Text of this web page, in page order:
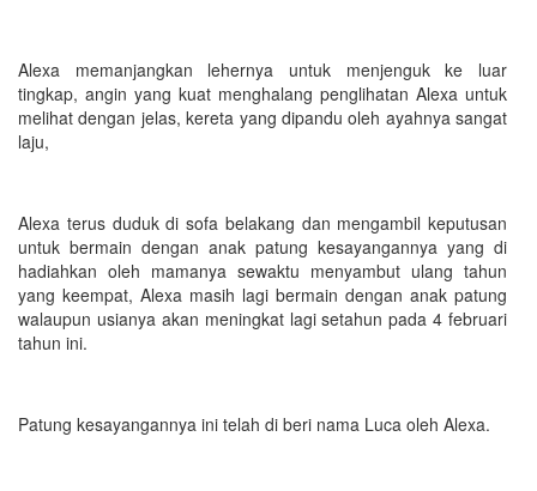
Alexa memanjangkan lehernya untuk menjenguk ke luar
tingkap, angin yang kuat menghalang penglihatan Alexa untuk
melihat dengan jelas, kereta yang dipandu oleh ayahnya sangat
laju,
Alexa terus duduk di sofa belakang dan mengambil keputusan
untuk bermain dengan anak patung kesayangannya yang di
hadiahkan oleh mamanya sewaktu menyambut ulang tahun
yang keempat, Alexa masih lagi bermain dengan anak patung
walaupun usianya akan meningkat lagi setahun pada 4 februari
tahun ini.
Patung kesayangannya ini telah di beri nama Luca oleh Alexa.